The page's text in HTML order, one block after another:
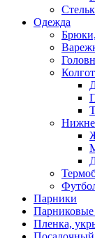
Одежда
Парники
Пленка,